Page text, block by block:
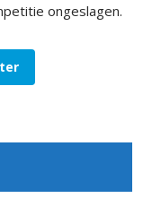
ongeslagen.